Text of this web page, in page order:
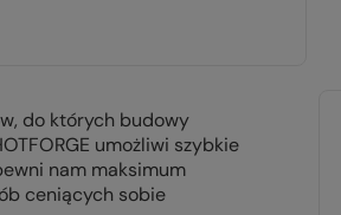
do których budowy
umożliwi szybkie
nam maksimum
ceniących sobie